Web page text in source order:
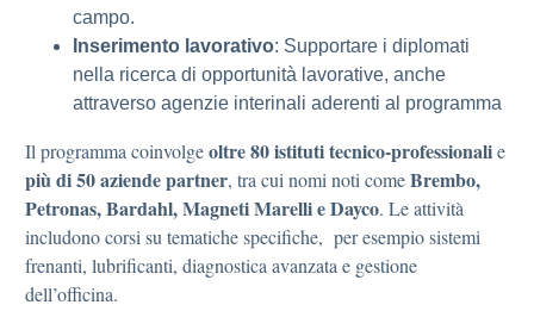
campo.
Inserimento lavorativo: Supportare i diplomati
nella ricerca di opportunità lavorative, anche
attraverso agenzie interinali aderenti al programma
Il programma coinvolgeoltre 80 istituti tecnico-professionalie
più di 50 aziende partner, tra cui nomi noti comeBrembo,
Petronas, Bardahl, Magneti Marelli e Dayco. Le attività
includono corsi su tematiche specifiche, per esempio sistemi
frenanti, lubrificanti, diagnostica avanzata e gestione
dell’officina.